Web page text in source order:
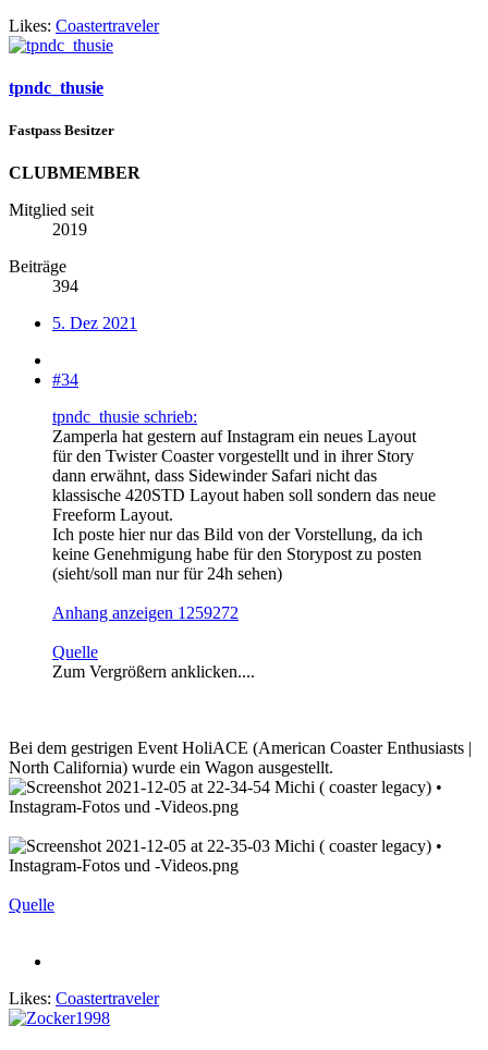
Likes: Coastertraveler
tpndc_thusie
Fastpass Besitzer
CLUBMEMBER
Mitglied seit
2019
Beiträge
394
5. Dez 2021
#34
tpndc_thusie schrieb:
Zamperla hat gestern auf Instagram ein neues Layout
für den Twister Coaster vorgestellt und in ihrer Story
dann erwähnt, dass Sidewinder Safari nicht das
klassische 420STD Layout haben soll sondern das neue
Freeform Layout.
Ich poste hier nur das Bild von der Vorstellung, da ich
keine Genehmigung habe für den Storypost zu posten
(sieht/soll man nur für 24h sehen)
Anhang anzeigen 1259272
Quelle
Zum Vergrößern anklicken....
Bei dem gestrigen Event HoliACE (American Coaster Enthusiasts |
North California) wurde ein Wagon ausgestellt.
Quelle
Likes: Coastertraveler